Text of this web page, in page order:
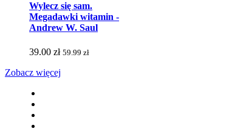
Wylecz się sam.
Megadawki witamin -
Andrew W. Saul
39.00 zł 59.99 zł
Zobacz więcej